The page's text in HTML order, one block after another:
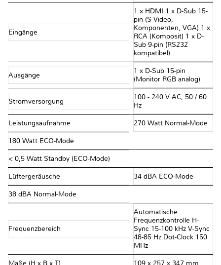
Eingänge
1 x HDMI 1 x D-Sub 15-
pin (S-Video,
Komponenten, VGA) 1 x
RCA (Komposit) 1 x D-
Sub 9-pin (RS232
kompatibel)
Ausgänge
1 x D-Sub 15-pin
(Monitor RGB analog)
Stromversorgung
100 - 240 V AC, 50 / 60
Hz
Leistungsaufnahme 270 Watt Normal-Mode
180 Watt ECO-Mode
< 0,5 Watt Standby (ECO-Mode)
Lüftergeräusche 34 dBA ECO-Mode
38 dBA Normal-Mode
Frequenzbereich
Automatische
Frequenzkontrolle H-
Sync 15-100 kHz V-Sync
48-85 Hz Dot-Clock 150
MHz